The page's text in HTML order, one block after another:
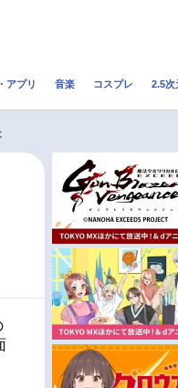
配信・Vtuber
ニメ曜日別一覧
アプリ 音楽 コスプレ 2.5次